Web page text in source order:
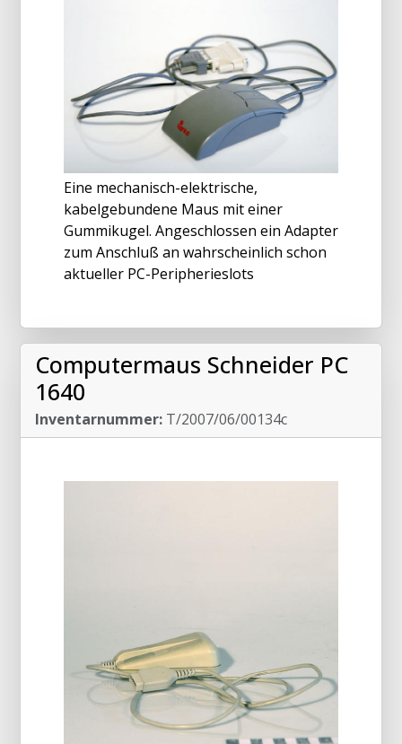
Eine mechanisch-elektrische,
kabelgebundene Maus mit einer
Gummikugel. Angeschlossen ein Adapter
zum Anschluß an wahrscheinlich schon
aktueller PC-Peripherieslots
Computermaus Schneider PC
1640
Inventarnummer: T/2007/06/00134c